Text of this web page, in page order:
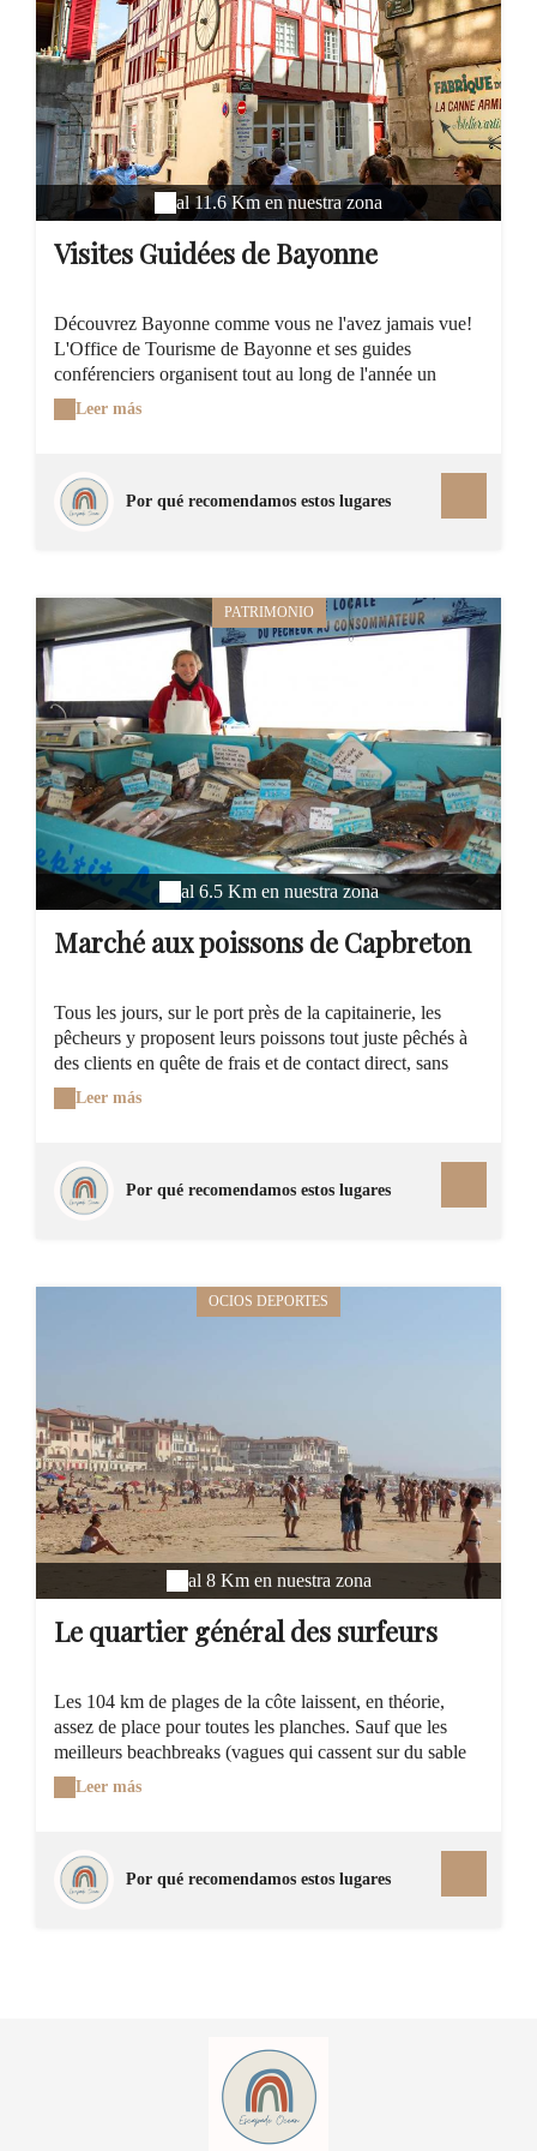
locale ? Le chocolat au piment d'Espelette, avec du
piment basque bien entendu.
al 11.6 Km en nuestra zona
Visites Guidées de Bayonne
Découvrez Bayonne comme vous ne l'avez jamais vue!
L'Office de Tourisme de Bayonne et ses guides
conférenciers organisent tout au long de l'année un
programme de visites riches et variées. Du secteur
sauvegardé à la Cathédrale Ste Marie, en passant par le
gourmande, partez à la découverte d'une ville pleine de
trésors et de recoins secrets Bayonne a obtenu le label
Ville d'Art et d'Histoire en 2012 !
Leer más
Por qué recomendamos estos lugares
PATRIMONIO
al 6.5 Km en nuestra zona
Marché aux poissons de Capbreton
Tous les jours, sur le port près de la capitainerie, les
pêcheurs y proposent leurs poissons tout juste pêchés à
des clients en quête de frais et de contact direct, sans
intermédiaire. On profite également des astuces et
conseils de ces professionnels pour la cuisson et la
Leer más
Por qué recomendamos estos lugares
OCIOS DEPORTES
al 8 Km en nuestra zona
Le quartier général des surfeurs
Les 104 km de plages de la côte laissent, en théorie,
assez de place pour toutes les planches. Sauf que les
meilleurs beachbreaks (vagues qui cassent sur du sable
et non sur les rochers) ne terminent pas leur course au
même endroit. Alors que certaines vagues dotées d'une
plus confidentielles. À [Hossegor], c'est face à l'Hôtel de
la Plage, près de la place des Landais que se retrouvent
les surfeurs.
Leer más
Por qué recomendamos estos lugares